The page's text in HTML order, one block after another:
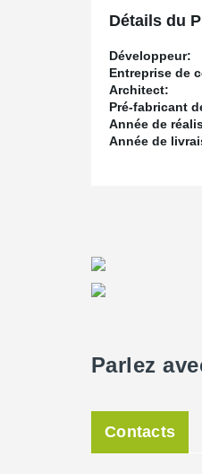
Détails du
Développeur:
Entreprise de
Architect:
Pré-fabricant
Année de
Année de
Parlez
Contacts